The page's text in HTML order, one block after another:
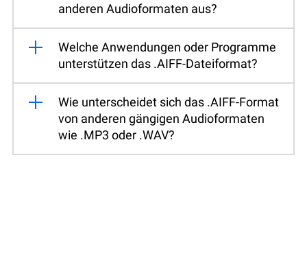
anderen Audioformaten aus?
Welche Anwendungen oder Programme
unterstützen das .AIFF-Dateiformat?
Wie unterscheidet sich das .AIFF-Format
von anderen gängigen Audioformaten
wie .MP3 oder .WAV?